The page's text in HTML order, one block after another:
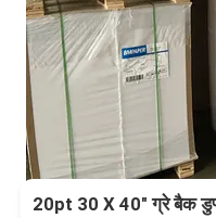
20pt 30 X 40" ग्रे बैक